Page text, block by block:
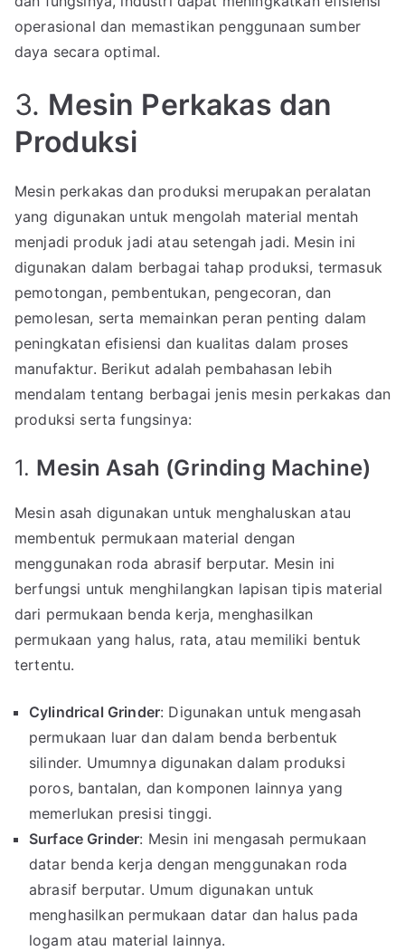
operasional dan memastikan penggunaan sumber
daya secara optimal.
3. Mesin Perkakas dan
Produksi
Mesin perkakas dan produksi merupakan peralatan
yang digunakan untuk mengolah material mentah
menjadi produk jadi atau setengah jadi. Mesin ini
digunakan dalam berbagai tahap produksi, termasuk
pemotongan, pembentukan, pengecoran, dan
pemolesan, serta memainkan peran penting dalam
peningkatan efisiensi dan kualitas dalam proses
manufaktur. Berikut adalah pembahasan lebih
mendalam tentang berbagai jenis mesin perkakas dan
produksi serta fungsinya:
1. Mesin Asah (Grinding Machine)
Mesin asah digunakan untuk menghaluskan atau
membentuk permukaan material dengan
menggunakan roda abrasif berputar. Mesin ini
berfungsi untuk menghilangkan lapisan tipis material
dari permukaan benda kerja, menghasilkan
permukaan yang halus, rata, atau memiliki bentuk
tertentu.
Cylindrical Grinder: Digunakan untuk mengasah
permukaan luar dan dalam benda berbentuk
silinder. Umumnya digunakan dalam produksi
poros, bantalan, dan komponen lainnya yang
memerlukan presisi tinggi.
Surface Grinder: Mesin ini mengasah permukaan
datar benda kerja dengan menggunakan roda
abrasif berputar. Umum digunakan untuk
menghasilkan permukaan datar dan halus pada
logam atau material lainnya.